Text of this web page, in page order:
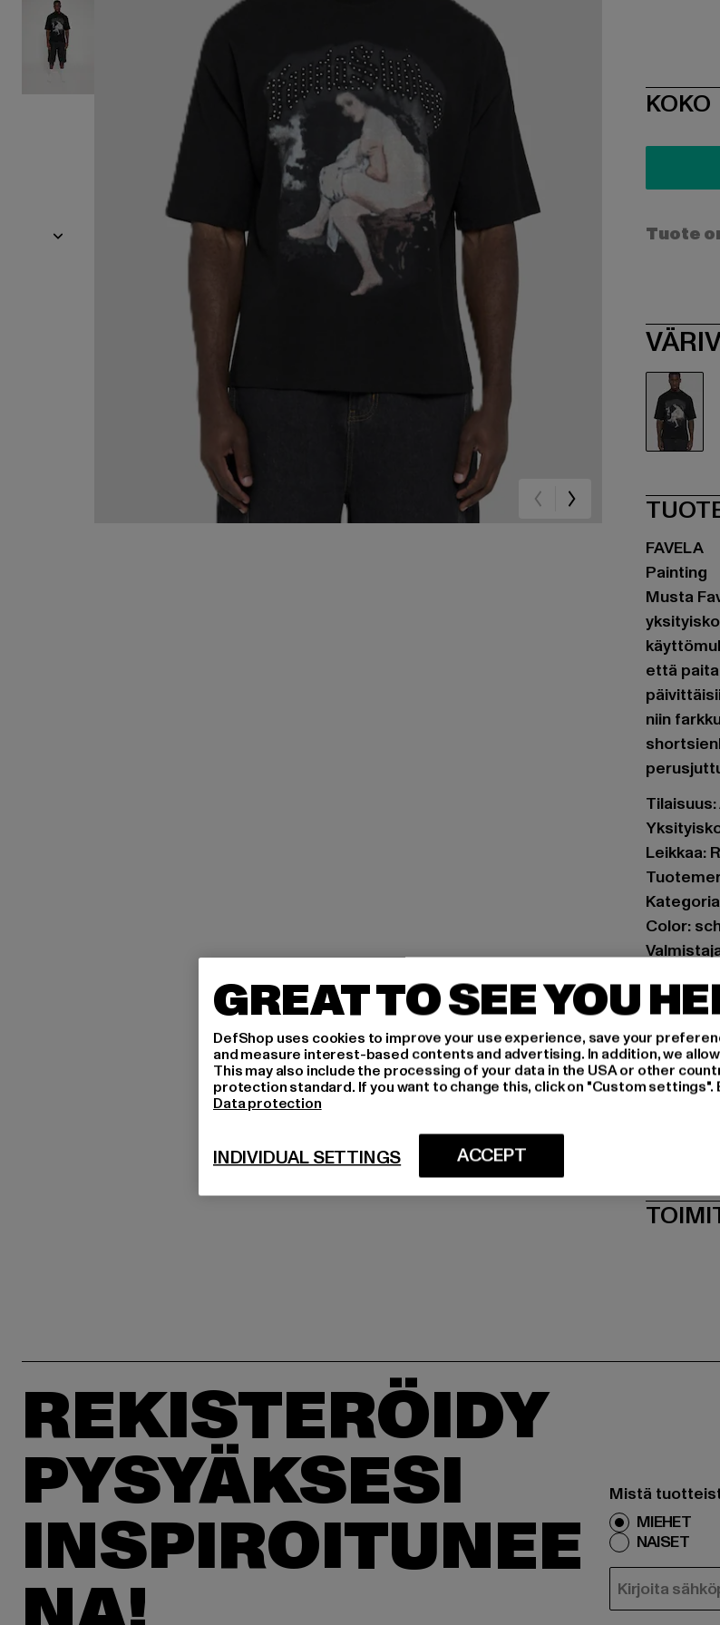
KOKO
Tuote
FAVELA
Painting
Musta
että
niin
Leikkaa:
Color:
Art.Nr:
REKISTERÖIDY
PYSYÄKSESI
INSPIROITUNEE
Mistä
MIEHET
NAISET
SÄHKÖPOSTI
GREAT TO SEE YOU
DefShop uses cookies to improve your use experience, save your
and measure interest-based contents and advertising. In addition, we
This may also include the processing of your data in the USA or other
protection standard. If you want to change this, click on "Custom settings".
Data protection
ACCEPT
INDIVIDUAL SETTINGS